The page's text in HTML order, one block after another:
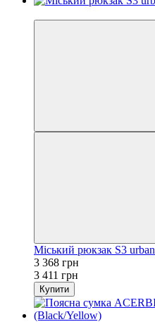
Міський рюкзак S3 urban
3 368 грн
3 411 грн
Купити